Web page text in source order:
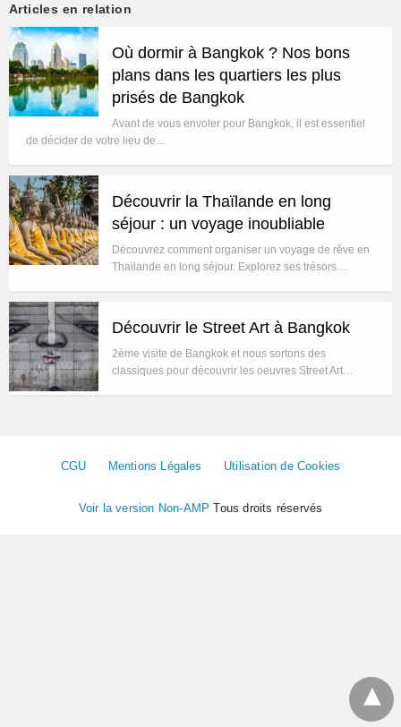
Articles en relation
Où dormir à Bangkok ? Nos bons
plans dans les quartiers les plus
prisés de Bangkok
Avant de vous envoler pour Bangkok, il est essentiel
de décider de votre lieu de…
Découvrir la Thaïlande en long
séjour : un voyage inoubliable
Découvrez comment organiser un voyage de rêve en
Thaïlande en long séjour. Explorez ses trésors…
Découvrir le Street Art à Bangkok
2ème visite de Bangkok et nous sortons des
classiques pour découvrir les oeuvres Street Art…
CGU Mentions Légales Utilisation de Cookies
Voir la version Non-AMP Tous droits réservés